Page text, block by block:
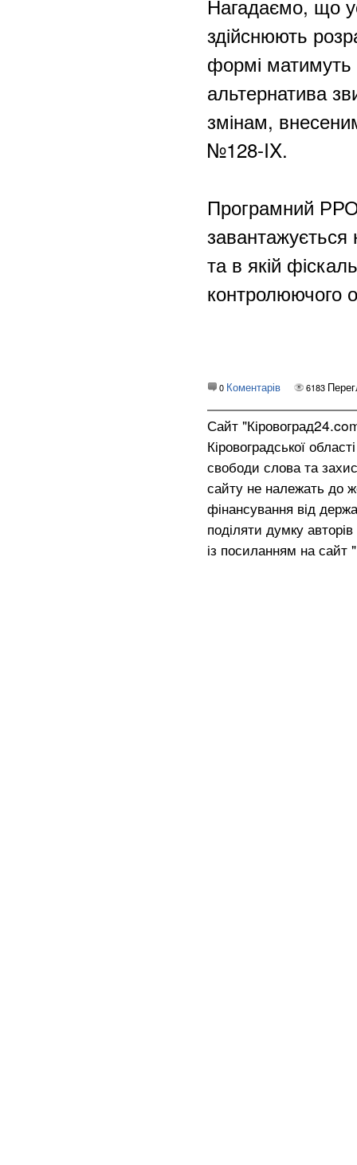
Нагадаємо, що
здійснюють
формі матимуть
альтернатива
змінам,
№128-IX.
Програмний
та в якій
контролюючого
0 Коментарів 6183
Сайт
Кіровоградської
свободи слова та
сайту не належать до
фінансування від
поділяти думку
із посиланням на сайт